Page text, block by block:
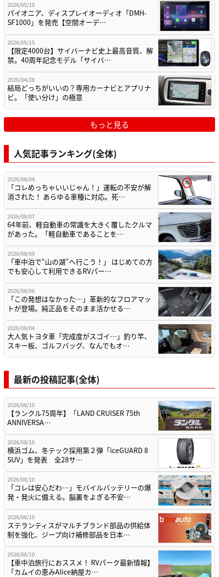
2026/05/15
パイオニア、ディスプレイオーディオ「DMH-
SF1000」を発売【空間オーデ…
2026/05/15
【限定4000台】サイバーナビ史上最高音質、解
禁。40周年記念モデル「サイバ…
2026/04/28
結局どっちがいいの？専用カーナビとアプリナ
ビ。「使い分け」の極意
もっと見る
人気記事ランキング(全体)
2026/08/04
「コレめっちゃいいじゃん！」運転の不安が解
消された！ あらゆる車種に対応。死…
2026/08/07
64年前、軽自動車の常識を大きく覆したクルマ
があった。「軽自動車であることを…
2026/08/09
「車中泊で“山の湖”へ行こう！」 はじめての方
でも安心して利用できるRVパー…
2026/08/06
「この発想はなかった…」革新的なフロアマッ
トが登場。純正品をそのまま活かせる…
2026/08/04
大人気トヨタ車「完成度がスゴイ…」釣り竿、
スキー板、ゴルフバッグ、なんでもオ…
最新の投稿記事(全体)
2026/08/10
【ランクル75周年】「LAND CRUISER 75th
ANNIVERSA…
2026/08/10
横浜ゴム、冬テック採用第２弾「iceGUARD 8
SUV」を発表 全28サ…
2026/08/10
「コレは安心だわ…」モバイルバッテリーの爆
発・発火に備える。脳裏をよぎる不安…
2026/08/10
ステランティスがマルチブランド部品の供給体
制を強化、ジープ向け補修部品を日本…
2026/08/10
【車中泊旅行におススメ！ RVパーク最新情報】
「カムイの恵みAlice納屋カ…